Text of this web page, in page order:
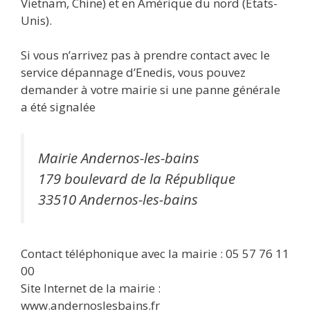
Unis).
Si vous n’arrivez pas à prendre contact avec le
service dépannage d’Enedis, vous pouvez
demander à votre mairie si une panne générale
a été signalée
Mairie Andernos-les-bains
179 boulevard de la République
33510 Andernos-les-bains
Contact téléphonique avec la mairie : 05 57 76 11
00
Site Internet de la mairie :
www.andernoslesbains.fr